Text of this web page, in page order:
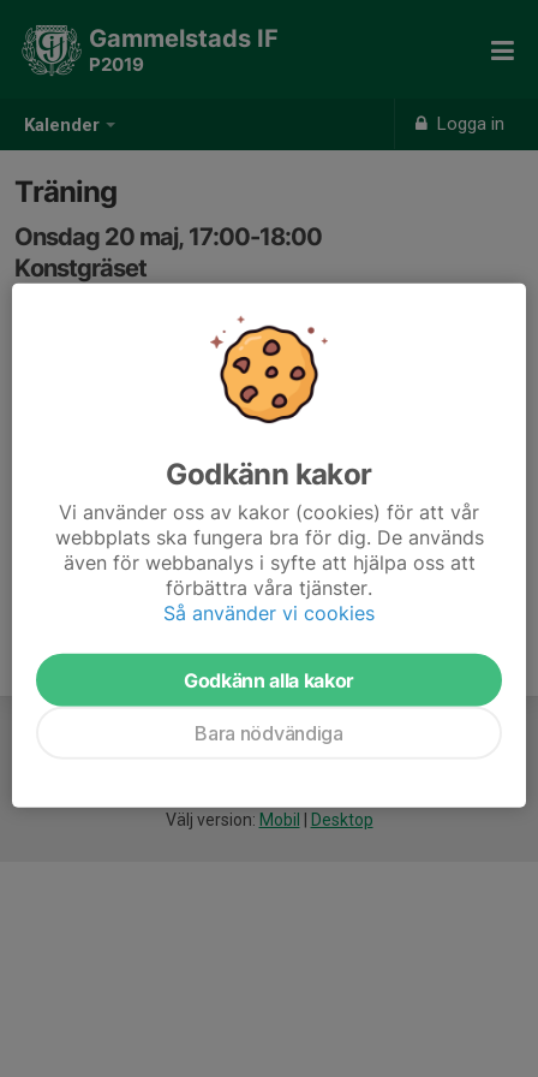
Kalender Logga in
Gammelstads IF
P2019
Träning
Onsdag 20 maj, 17:00-18:00
Konstgräset
Välj version: Mobil Desktop
Godkänn kakor
Vi använder oss av kakor (cookies) för att vår
webbplats ska fungera bra för dig. De används
även för webbanalys i syfte att hjälpa oss att
förbättra våra tjänster.
Så använder vi cookies
Godkänn alla kakor
Bara nödvändiga